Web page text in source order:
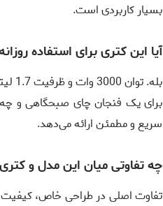
بسیار کاربردی است.
آیا این کتری برای استفاده
برای یک فنجان چای صبحگاهی و
سریع و مطمئن ارائه می‌دهد.
چه تفاوتی میان این مدل و